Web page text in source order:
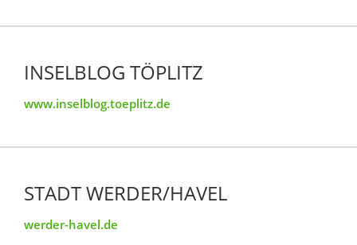
INSELBLOG TÖPLITZ
www.inselblog.toeplitz.de
STADT WERDER/HAVEL
werder-havel.de